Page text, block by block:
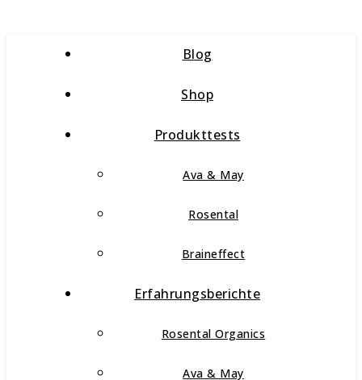
Blog
Shop
Produkttests
Ava & May
Rosental
Braineffect
Erfahrungsberichte
Rosental Organics
Ava & May